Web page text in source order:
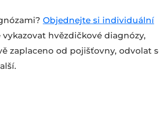
Objednejte si individuální
hvězdičkové diagnózy,
zaplaceno od pojišťovny, odvolat